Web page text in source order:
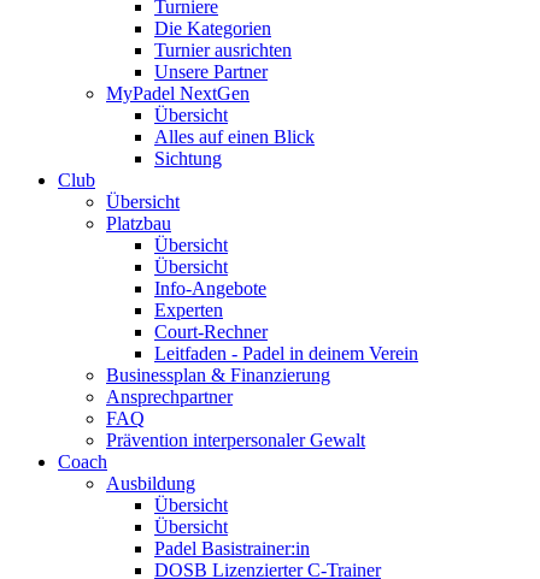
Turniere
Die Kategorien
Turnier ausrichten
Unsere Partner
MyPadel NextGen
Übersicht
Alles auf einen Blick
Sichtung
Club
Übersicht
Platzbau
Übersicht
Übersicht
Info-Angebote
Experten
Court-Rechner
Leitfaden - Padel in deinem Verein
Businessplan & Finanzierung
Ansprechpartner
FAQ
Prävention interpersonaler Gewalt
Coach
Ausbildung
Übersicht
Übersicht
Padel Basistrainer:in
DOSB Lizenzierter C-Trainer